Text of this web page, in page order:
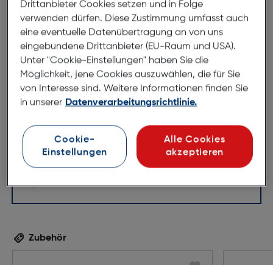
17mm
51mm
140mm
Zubehör
Drittanbieter Cookies setzen und in Folge
verwenden dürfen. Diese Zustimmung umfasst auch
eine eventuelle Datenübertragung an von uns
eingebundene Drittanbieter (EU-Raum und USA).
Unter "Cookie-Einstellungen" haben Sie die
Möglichkeit, jene Cookies auszuwählen, die für Sie
von Interesse sind. Weitere Informationen finden Sie
in unserer Datenverarbeitungsrichtlinie.
Cookie-
Einstellungen
Alle Cookies
akzeptieren